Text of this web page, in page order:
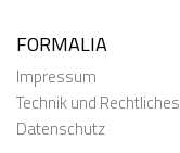
FORMALIA
Impressum
Technik und Rechtliches
Datenschutz